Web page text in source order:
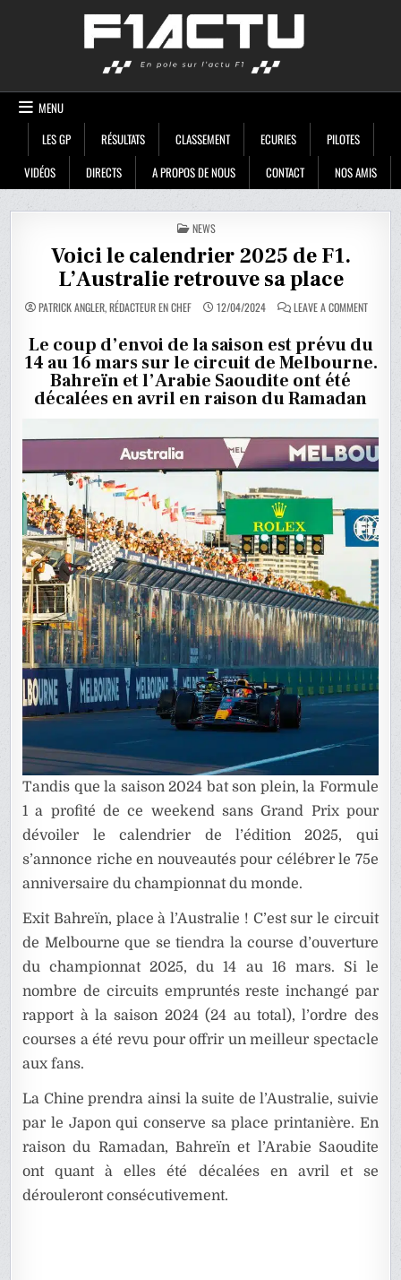
MENU
LES GP
RÉSULTATS CLASSEMENT ECURIES
PILOTES
VIDÉOS
DIRECTS A PROPOS DE NOUS CONTACT NOS AMIS
POSTED
IN
NEWS
Voici le calendrier 2025 de F1.
L’Australie retrouve sa place
PATRICK ANGLER, RÉDACTEUR EN CHEF 12/04/2024 LEAVE A COMMENTON
VOICI
2025
DE
F1.
SA
Le coup d’envoi de la saison est prévu du
14 au 16 mars sur le circuit de Melbourne.
Bahreïn et l’Arabie Saoudite ont été
décalées en avril en raison du Ramadan
Tandis que la saison 2024 bat son plein, la Formule
1 a profité de ce weekend sans Grand Prix pour
dévoiler le calendrier de l’édition 2025, qui
s’annonce riche en nouveautés pour célébrer le 75e
anniversaire du championnat du monde.
Exit Bahreïn, place à l’Australie ! C’est sur le circuit
de Melbourne que se tiendra la course d’ouverture
du championnat 2025, du 14 au 16 mars. Si le
nombre de circuits empruntés reste inchangé par
rapport à la saison 2024 (24 au total), l’ordre des
courses a été revu pour offrir un meilleur spectacle
aux fans.
La Chine prendra ainsi la suite de l’Australie, suivie
par le Japon qui conserve sa place printanière. En
raison du Ramadan, Bahreïn et l’Arabie Saoudite
ont quant à elles été décalées en avril et se
dérouleront consécutivement.